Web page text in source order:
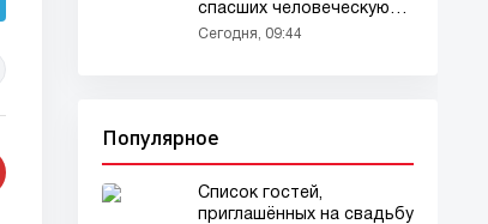
спасших человеческую
жизнь
Сегодня, 09:44
Популярное
Список гостей,
приглашённых на свадьбу